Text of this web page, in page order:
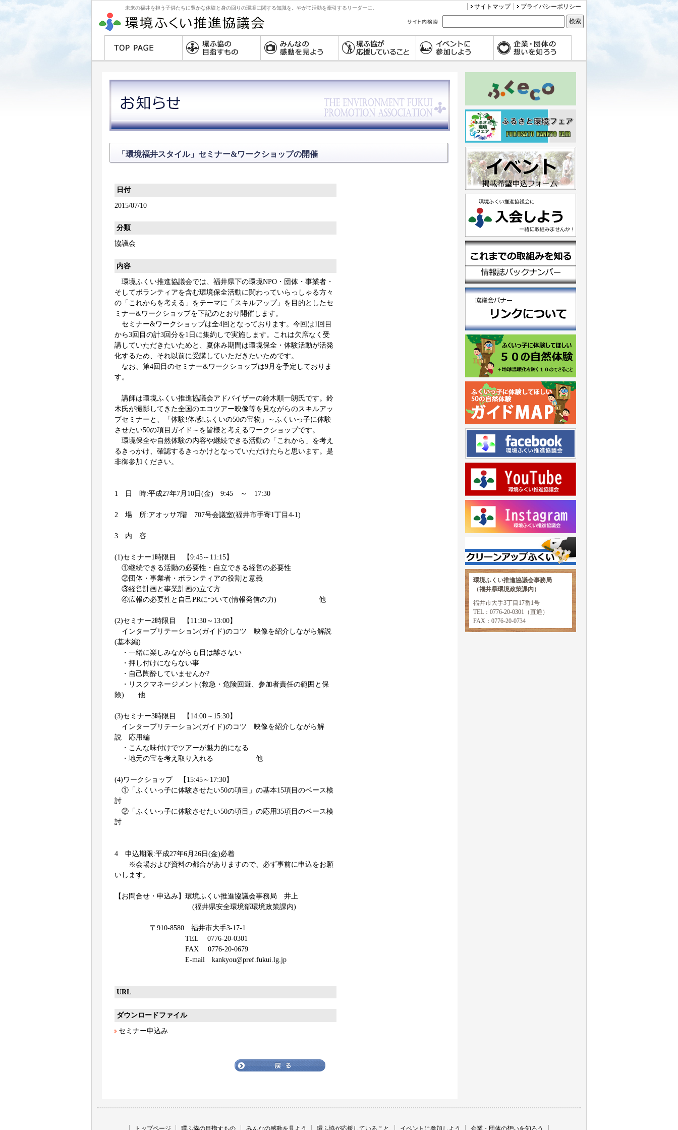
未来の福井を担う子供たちに豊かな体験と身の回りの環境に関する知識を。やがて活動を牽引するリーダーに。 サイトマップ プライバシーポリシー
「環境福井スタイル」セミナー&ワークショップの開催
日付
2015/07/10
分類
協議会
内容
環境ふくい推進協議会では、福井県下の環境NPO・団体・事業者・
そしてボランティアを含む環境保全活動に関わっていらっしゃる方々
の「これからを考える」をテーマに「スキルアップ」を目的としたセ
ミナー&ワークショップを下記のとおり開催します。
セミナー&ワークショップは全4回となっております。今回は1回目
から3回目の計3回分を1日に集約しで実施します。これは欠席なく受
講していただきたいためと、夏休み期間は環境保全・体験活動が活発
化するため、それ以前に受講していただきたいためです。
なお、第4回目のセミナー&ワークショップは9月を予定しておりま
す。
講師は環境ふくい推進協議会アドバイザーの鈴木順一朗氏です。鈴
木氏が撮影してきた全国のエコツアー映像等を見ながらのスキルアッ
プセミナーと、「体験!体感!ふくいの50の宝物」～ふくいっ子に体験
させたい50の項目ガイド～を皆様と考えるワークショップです。
環境保全や自然体験の内容や継続できる活動の「これから」を考え
るきっかけ、確認するきっかけとなっていただけたらと思います。是
非御参加ください。
1 日 時:平成27年7月10日(金) 9:45 ～ 17:30
2 場 所:アオッサ7階 707号会議室(福井市手寄1丁目4-1)
3 内 容:
(1)セミナー1時限目 【9:45～11:15】
①継続できる活動の必要性・自立できる経営の必要性
②団体・事業者・ボランティアの役割と意義
③経営計画と事業計画の立て方
④広報の必要性と自己PRについて(情報発信の力) 他
(2)セミナー2時限目 【11:30～13:00】
インタープリテーション(ガイド)のコツ 映像を紹介しながら解説
(基本編)
・一緒に楽しみながらも目は離さない
・押し付けにならない事
・自己陶酔していませんか?
・リスクマネージメント(救急・危険回避、参加者責任の範囲と保
険) 他
(3)セミナー3時限目 【14:00～15:30】
インタープリテーション(ガイド)のコツ 映像を紹介しながら解
説 応用編
・こんな味付けでツアーが魅力的になる
・地元の宝を考え取り入れる 他
(4)ワークショップ 【15:45～17:30】
①「ふくいっ子に体験させたい50の項目」の基本15項目のベース検
討
②「ふくいっ子に体験させたい50の項目」の応用35項目のベース検
討
4 申込期限:平成27年6月26日(金)必着
※会場および資料の都合がありますので、必ず事前に申込をお願
いします。
【お問合せ・申込み】環境ふくい推進協議会事務局 井上
(福井県安全環境部環境政策課内)
〒910-8580 福井市大手3-17-1
TEL 0776-20-0301
FAX 0776-20-0679
E-mail kankyou@pref.fukui.lg.jp
URL
ダウンロードファイル
セミナー申込み
環境ふくい推進協議会事務局
（福井県環境政策課内）
福井市大手3丁目17番1号
TEL：0776-20-0301（直通）
FAX：0776-20-0734